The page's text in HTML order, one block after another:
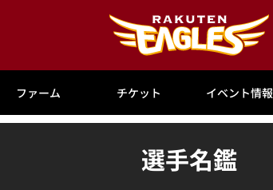
ファーム チケット イベント情報
選手名鑑